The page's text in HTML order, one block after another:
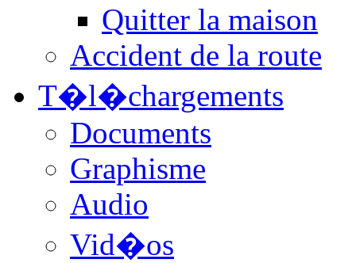
Quitter la maison
Accident de la route
T�l�chargements
Documents
Graphisme
Audio
Vid�os